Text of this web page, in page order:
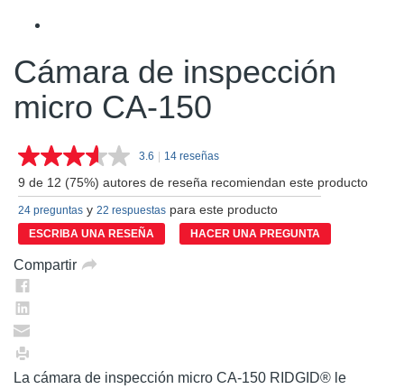
Cámara de inspección
micro CA-150
3.6 Lea
reseñas.
Enlace
en
misma
| 14 reseñas
9 de 12 (75%) autores de reseña recomiendan este producto
24 preguntas y 22 respuestas para este producto
ESCRIBA UNA RESEÑA HACER UNA PREGUNTA
Compartir
La cámara de inspección micro CA-150 RIDGID® le